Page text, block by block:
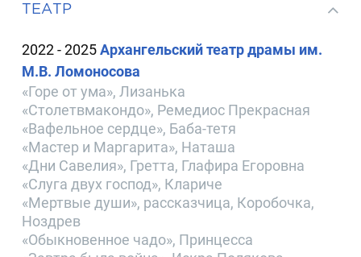
ТЕАТР
2022 - 2025Архангельский театр драмы им.
М.В. Ломоносова
«Горе от ума», Лизанька
«Столетвмакондо», Ремедиос Прекрасная
«Вафельное сердце», Баба-тетя
«Мастер и Маргарита», Наташа
«Дни Савелия», Гретта, Глафира Егоровна
«Слуга двух господ», Клариче
«Мертвые души», рассказчица, Коробочка,
Ноздрев
«Обыкновенное чадо», Принцесса